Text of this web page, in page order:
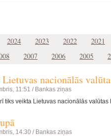
2024 2023 2022
2021
2007 2006 2005
nacionālās
11:51 / Bankas ziņas
tiks veikta Lietuvas nacionālās
14:30 / Bankas ziņas